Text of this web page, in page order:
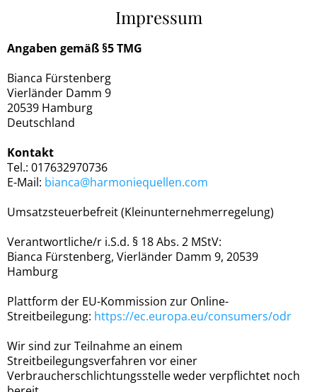
Impressum
Angaben gemäß §5 TMG
Bianca Fürstenberg
Vierländer Damm 9
20539 Hamburg
Deutschland
Kontakt
Tel.: 017632970736
E-Mail: bianca@harmoniequellen.com
Umsatzsteuerbefreit (Kleinunternehmerregelung)
Verantwortliche/r i.S.d. § 18 Abs. 2 MStV:
Bianca Fürstenberg, Vierländer Damm 9, 20539
Hamburg
Plattform der EU-Kommission zur Online-
Streitbeilegung: https://ec.europa.eu/consumers/odr
Wir sind zur Teilnahme an einem
Streitbeilegungsverfahren vor einer
Verbraucherschlichtungsstelle weder verpflichtet noch